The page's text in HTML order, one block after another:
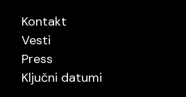
Kontakt
Vesti
Press
Ključni datumi